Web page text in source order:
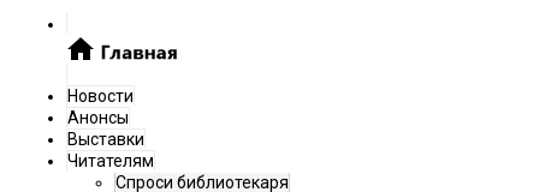
Новости
Анонсы
Выставки
Читателям
Спроси библиотекаря